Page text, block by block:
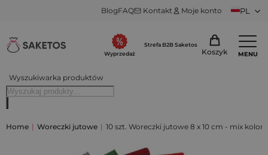
BlogFAQ Kontakt Moje konto PL
Wyszukiwarka produktów
Wyprzedaż
Strefa B2B Saketos
Koszyk MENU
Home | Woreczki jutowe | 10 szt. Woreczki jutowe 8 x 10 cm - mix